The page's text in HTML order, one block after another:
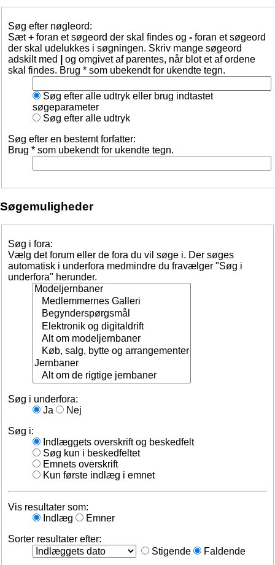
Søg efter nøgleord:
Sæt+ foran et søgeord der skal findes og - foran et søgeord
der skal udelukkes i søgningen. Skriv mange søgeord
adskilt med
og omgivet af parentes, når blot et af ordene
skal findes. Brug * som ubekendt for ukendte tegn.
Søg efter alle udtryk eller brug indtastet
søgeparameter
Søg efter alle udtryk
Søg efter en bestemt forfatter:
Brug * som ubekendt for ukendte tegn.
Søgemuligheder
Søg i fora:
Vælg det forum eller de fora du vil søge i. Der søges
automatisk i underfora medmindre du fravælger "Søg i
underfora" herunder.
Søg i underfora:
Ja
Nej
Søg i:
Indlæggets overskrift og beskedfelt
Søg kun i beskedfeltet
Emnets overskrift
Kun første indlæg i emnet
Vis resultater som:
Indlæg
Emner
Sorter resultater efter:
Stigende
Faldende